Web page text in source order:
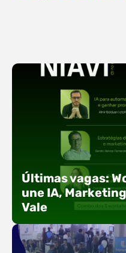
Últimas vagas:
une IA,
Vale